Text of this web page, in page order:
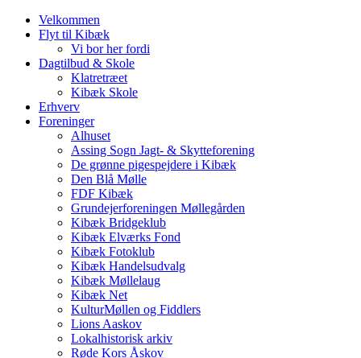
Velkommen
Flyt til Kibæk
Vi bor her fordi
Dagtilbud & Skole
Klatretræet
Kibæk Skole
Erhverv
Foreninger
Alhuset
Assing Sogn Jagt- & Skytteforening
De grønne pigespejdere i Kibæk
Den Blå Mølle
FDF Kibæk
Grundejerforeningen Møllegården
Kibæk Bridgeklub
Kibæk Elværks Fond
Kibæk Fotoklub
Kibæk Handelsudvalg
Kibæk Møllelaug
Kibæk Net
KulturMøllen og Fiddlers
Lions Aaskov
Lokalhistorisk arkiv
Røde Kors Åskov